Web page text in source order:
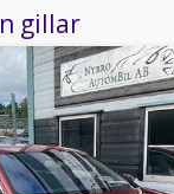
gillar